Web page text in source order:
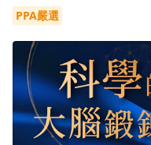
PPA嚴選